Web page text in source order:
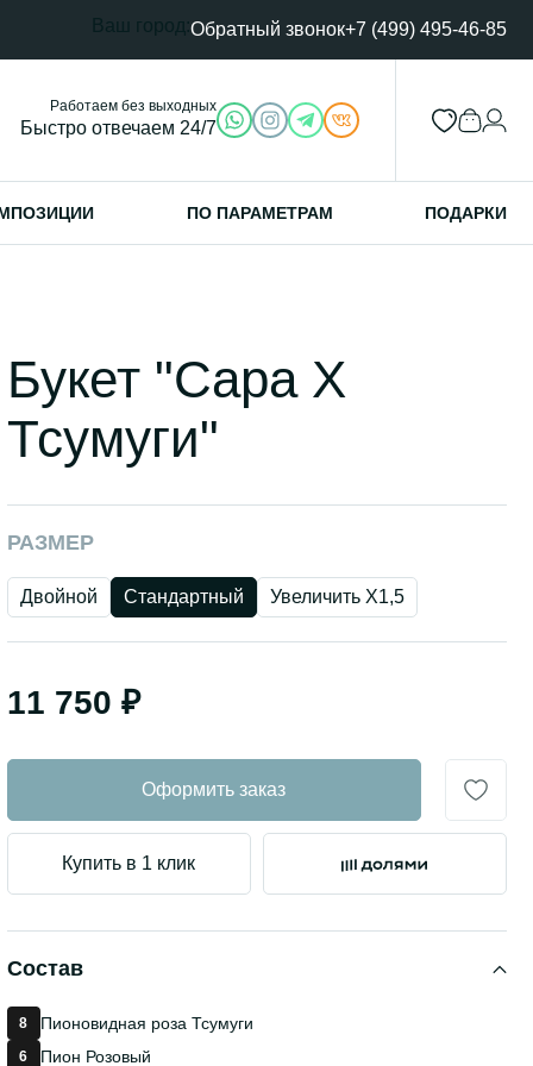
Ваш город:Обратный звонок+7 (499) 495-46-85
Работаем без выходных
Быстро отвечаем 24/7
ПО ПАРАМЕТРАМ ПОДАРКИ
Букет "Сара Х
Тсумуги"
РАЗМЕР
Двойной Стандартный Увеличить Х1,5
11 750 ₽
Оформить заказ
Купить в 1 клик
Состав
8 Пионовидная роза Тсумуги
6 Пион Розовый